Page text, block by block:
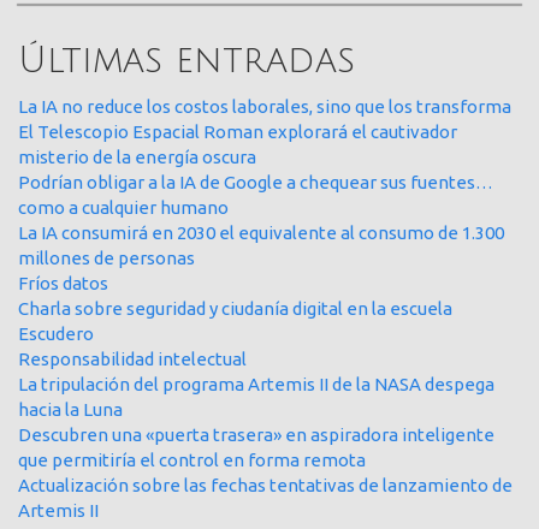
Últimas entradas
La IA no reduce los costos laborales, sino que los transforma
El Telescopio Espacial Roman explorará el cautivador
misterio de la energía oscura
Podrían obligar a la IA de Google a chequear sus fuentes…
como a cualquier humano
La IA consumirá en 2030 el equivalente al consumo de 1.300
millones de personas
Fríos datos
Charla sobre seguridad y ciudanía digital en la escuela
Escudero
Responsabilidad intelectual
La tripulación del programa Artemis II de la NASA despega
hacia la Luna
Descubren una «puerta trasera» en aspiradora inteligente
que permitiría el control en forma remota
Actualización sobre las fechas tentativas de lanzamiento de
Artemis II